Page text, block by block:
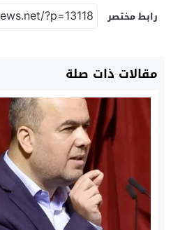
رابط مختصر
مقالات ذات صلة